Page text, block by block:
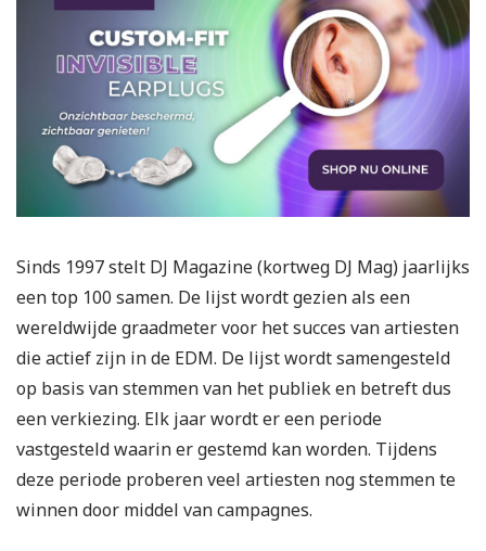
Sinds 1997 stelt DJ Magazine (kortweg DJ Mag) jaarlijks
een top 100 samen. De lijst wordt gezien als een
wereldwijde graadmeter voor het succes van artiesten
die actief zijn in de EDM. De lijst wordt samengesteld
op basis van stemmen van het publiek en betreft dus
een verkiezing. Elk jaar wordt er een periode
vastgesteld waarin er gestemd kan worden. Tijdens
deze periode proberen veel artiesten nog stemmen te
winnen door middel van campagnes.